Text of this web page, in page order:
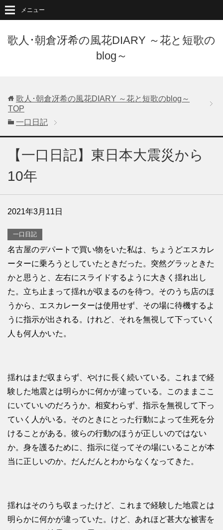
歌人･朝倉冴希の風花DIARY ～花と短歌の
blog～
メニュー
歌人･朝倉冴希の風花DIARY ～花と短歌のblog～
TOP
一口日記
【一口日記】東日本大震災から
10年
2021年3月11日
一口日記
名古屋のデパートで買い物をいた私は、ちょうどエスカレ
ーターに乗ろうとしていたときだった。突然グラッときた
かと思うと、左右にスライドするように大きく揺れ出し
た。立ち止まって揺れが収まるのを待つ。そのうち店のほ
うから、エスカレーターは使用せず、その場に待機するよ
うに指示が出される。けれど、それを無視して下っていく
人も何人かいた。
揺れはまだ収まらず、やけに長く続いている。これまで経
験した地震とは明らかに何かが違っている。このままここ
にいていいのだろうか。相変わらず、指示を無視して下っ
ていく人がいる。そのときにとった行動によって生死を分
けることがある。彼らの行動のほうが正しいのではない
か。身を護るために、指示に従ってその場にいることが本
当に正しいのか。だんだんとわからなくなってきた。
揺れはそのうち収まったけど、これまで経験した地震とは
明らかに何かが違っていた。けど、あれほど甚大な被害を